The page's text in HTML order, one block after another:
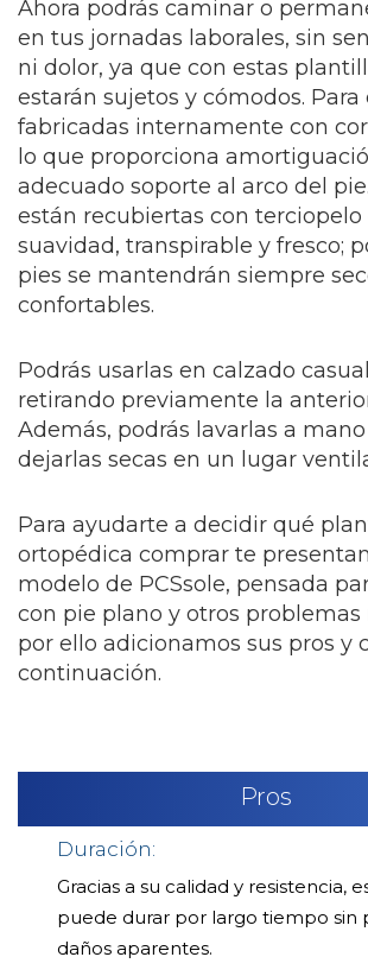
Ahora podrás caminar o
en tus jornadas laborales, sin
ni dolor, ya que con estas
estarán sujetos y cómodos. Para
fabricadas internamente con
lo que proporciona
adecuado soporte al arco del
están recubiertas con terciopelo
suavidad, transpirable y fresco;
pies se mantendrán siempre
confortables.
Podrás usarlas en calzado
retirando previamente la
Además, podrás lavarlas a
dejarlas secas en un lugar
Para ayudarte a decidir qué
ortopédica comprar te
modelo de PCSsole, pensada
con pie plano y otros problemas
por ello adicionamos sus pros y
continuación.
Pros
Duración:
Gracias a su calidad y resistencia,
puede durar por largo tiempo sin
daños aparentes.